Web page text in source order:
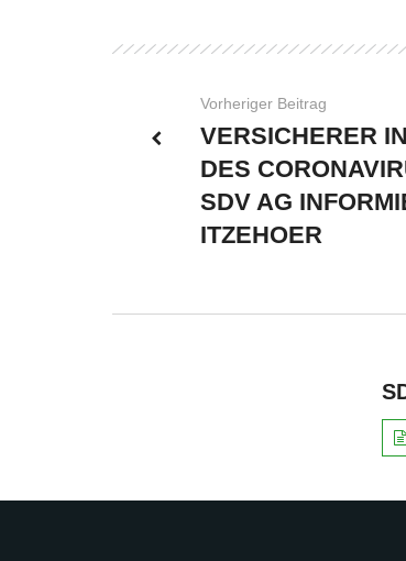
Vorheriger Beitrag
VERSICHERER
DES
SDV AG
ITZEHOER